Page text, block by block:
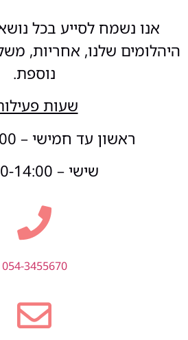
אנו נשמח לסייע בכל
היהלומים שלנו, אחריות,
נוספת.
שעות
ראשון עד חמישי – 08:00-19:00
שישי – 08:00-14:00
054-3455670